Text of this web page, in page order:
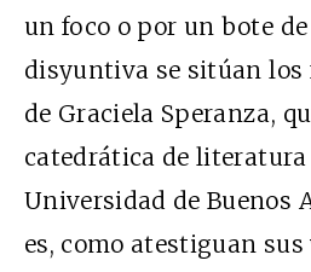
un foco o por un bote
disyuntiva se sitúan los
de Graciela Speranza,
catedrática de
Universidad de Buenos
es, como atestiguan sus